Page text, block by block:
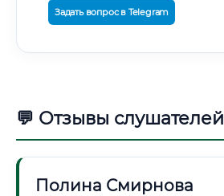
Задать вопрос в Telegram
💬 Отзывы слушателей
Полина Смирнова